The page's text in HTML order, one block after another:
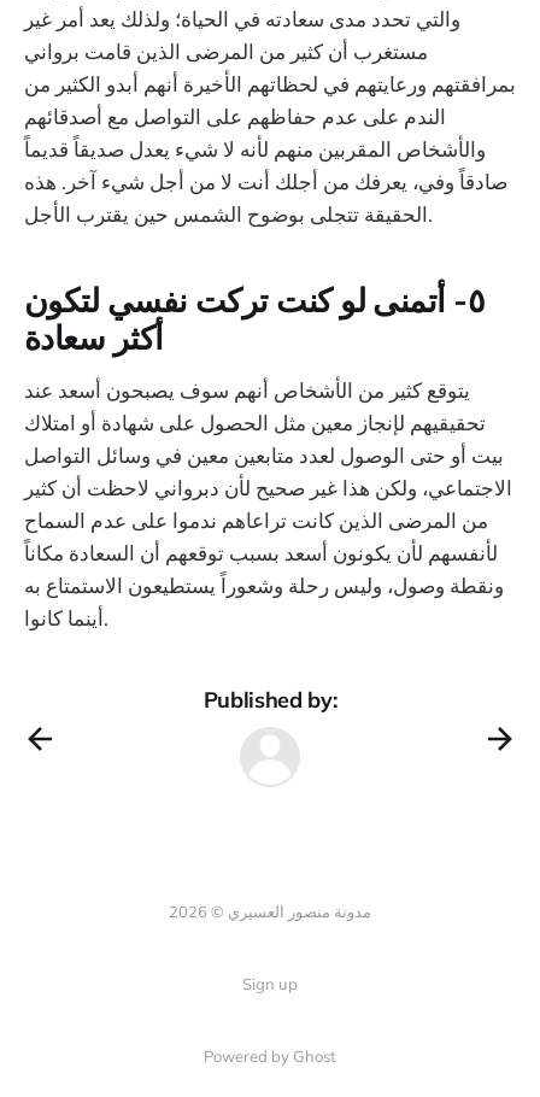
والتي تحدد مدى سعادته في الحياة؛ ولذلك يعد أمر غير
مستغرب أن كثير من المرضى الذين قامت برواني
بمرافقتهم ورعايتهم في لحظاتهم الأخيرة أنهم أبدو الكثير من
الندم على عدم حفاظهم على التواصل مع أصدقائهم
والأشخاص المقربين منهم لأنه لا شيء يعدل صديقاً قديماً
صادقاً وفي، يعرفك من أجلك أنت لا من أجل شيء آخر. هذه
الحقيقة تتجلى بوضوح الشمس حين يقترب الأجل.
‏٥- أتمنى لو كنت تركت نفسي لتكون
أكثر سعادة
‏يتوقع كثير من الأشخاص أنهم سوف يصبحون أسعد عند
تحقيقيهم لإنجاز معين مثل الحصول على شهادة أو امتلاك
بيت أو حتى الوصول لعدد متابعين معين في وسائل التواصل
الاجتماعي، ولكن هذا غير صحيح لأن دبرواني لاحظت أن كثير
من المرضى الذين كانت تراعاهم ندموا على عدم السماح
لأنفسهم لأن يكونون أسعد بسبب توقعهم أن السعادة مكاناً
ونقطة وصول، وليس رحلة وشعوراً يستطيعون الاستمتاع به
أينما كانوا.
Published by:
مدونة منصور العسيري © 2026
Sign up
Powered by Ghost